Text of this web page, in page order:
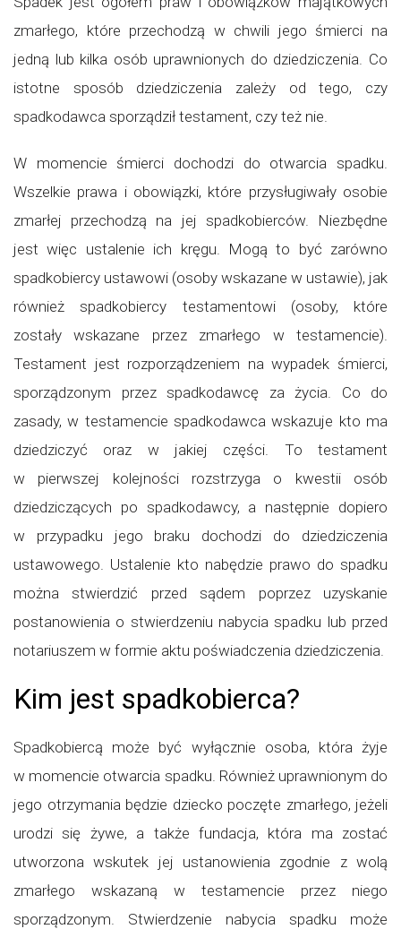
zmarłego, które przechodzą w chwili jego śmierci na
jedną lub kilka osób uprawnionych do dziedziczenia. Co
istotne sposób dziedziczenia zależy od tego, czy
spadkodawca sporządził testament, czy też nie.
W momencie śmierci dochodzi do otwarcia spadku.
Wszelkie prawa i obowiązki, które przysługiwały osobie
zmarłej przechodzą na jej spadkobierców. Niezbędne
jest więc ustalenie ich kręgu. Mogą to być zarówno
spadkobiercy ustawowi (osoby wskazane w ustawie), jak
również spadkobiercy testamentowi (osoby, które
zostały wskazane przez zmarłego w testamencie).
Testament jest rozporządzeniem na wypadek śmierci,
sporządzonym przez spadkodawcę za życia. Co do
zasady, w testamencie spadkodawca wskazuje kto ma
dziedziczyć oraz w jakiej części. To testament
w pierwszej kolejności rozstrzyga o kwestii osób
dziedziczących po spadkodawcy, a następnie dopiero
w przypadku jego braku dochodzi do dziedziczenia
ustawowego. Ustalenie kto nabędzie prawo do spadku
można stwierdzić przed sądem poprzez uzyskanie
postanowienia o stwierdzeniu nabycia spadku lub przed
notariuszem w formie aktu poświadczenia dziedziczenia.
Kim jest spadkobierca?
Spadkobiercą może być wyłącznie osoba, która żyje
w momencie otwarcia spadku. Również uprawnionym do
jego otrzymania będzie dziecko poczęte zmarłego, jeżeli
urodzi się żywe, a także fundacja, która ma zostać
utworzona wskutek jej ustanowienia zgodnie z wolą
zmarłego wskazaną w testamencie przez niego
sporządzonym. Stwierdzenie nabycia spadku może